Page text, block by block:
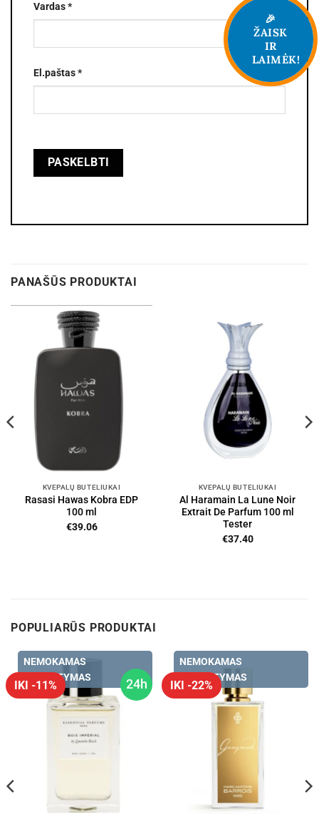
Vardas*
El.paštas*
PANAŠŪS PRODUKTAI
KVEPALŲ BUTELIUKAI
Rasasi Hawas Kobra EDP
100 ml
€39.06
KVEPALŲ BUTELIUKAI
Al Haramain La Lune Noir
Extrait De Parfum 100 ml
Tester
€37.40
POPULIARŪS PRODUKTAI
24h
IKI -11%
NEMOKAMAS
PRISTATYMAS
IKI -22%
NEMOKAMAS
PRISTATYMAS
🎉
ŽAISK
IR
LAIMĖK!